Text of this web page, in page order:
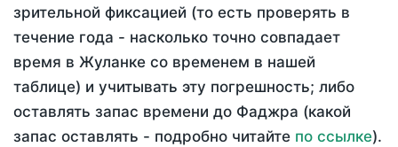
зрительной фиксацией (то есть проверять в
течение года - насколько точно совпадает
время в Жуланке со временем в нашей
таблице) и учитывать эту погрешность; либо
оставлять запас времени до Фаджра (какой
запас оставлять - подробно читайте по ссылке).